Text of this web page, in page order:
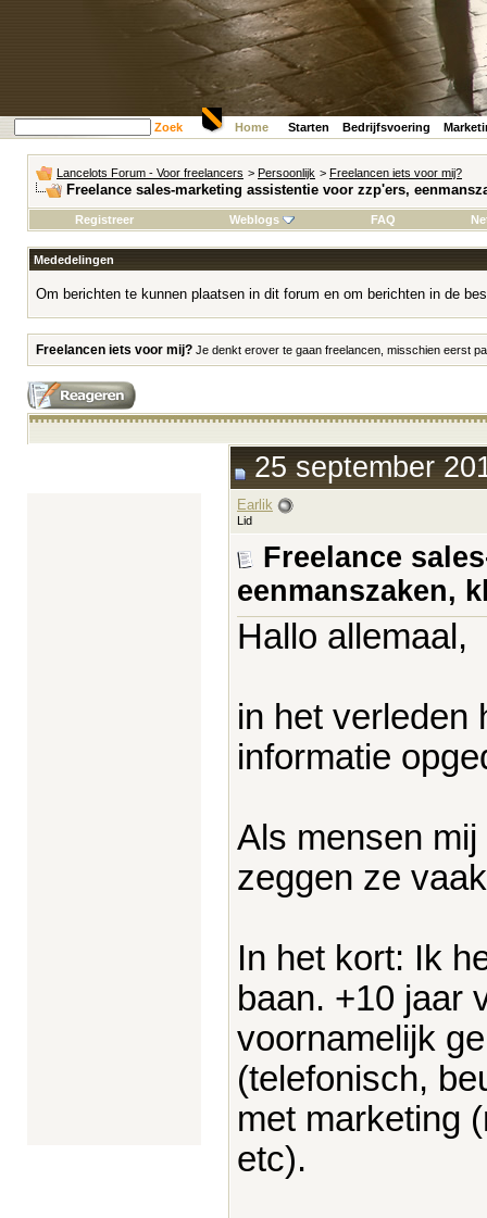
Zoek Home Starten Bedrijfsvoering
Lancelots Forum - Voor freelancers > Persoonlijk > Freelancen iets voor mij?
Freelance sales-marketing assistentie voor zzp'ers,
Registreer Weblogs FAQ
Mededelingen
Om berichten te kunnen plaatsen in dit forum en om berichten in de
Freelancen iets voor mij? Je denkt erover te gaan freelancen, misschien eerst
25 september
Earlik
Lid
Freelance
eenmanszaken,
Hallo allemaal,
in het verleden
informatie
Als mensen
zeggen ze
In het kort: Ik
baan. +10 jaar
voornamelijk
(telefonisch,
met marketing
etc).